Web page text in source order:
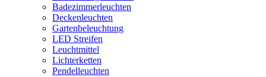
Badezimmerleuchten
Deckenleuchten
Gartenbeleuchtung
LED Streifen
Leuchtmittel
Lichterketten
Pendelleuchten